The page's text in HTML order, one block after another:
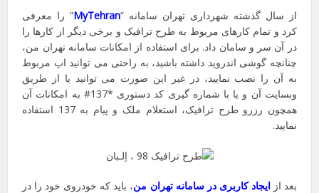
از سال گذشته شهرداری تهران سامانه “MyTehran” را معرفی
کرد و تمام کارهای مربوط به طرح ترافیک و برخی دیگر از کارها را
در آن سر و سامان داد. برای استفاده از امکانات سامانه تهران من،
چنانچه گوشی اندروید داشته باشید، به راحتی می توانید اپ مربوط
به آن را نصب نمایید، در غیر این صورت می توانید یا از طریق
وبسایت آن و یا با شماره گیری کد دستوری *137# به امکانات آن
همچون رزرو طرح ترافیک، استعلام ملک و پیام به 137 استفاده
نمایید.
بعد ازایجاد کاربری در سامانه تهران من، باید که خودروی خود را در